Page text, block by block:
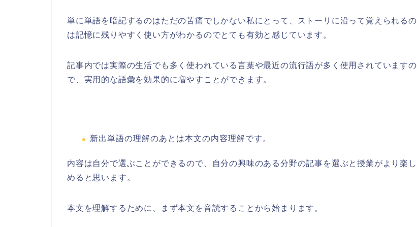
単に単語を暗記するのはただの苦痛でしかない私にとって、ストーリに沿って覚えられるの
は記憶に残りやすく使い方がわかるのでとても有効と感じています。
記事内では実際の生活でも多く使われている言葉や最近の流行語が多く使用されていますの
で、実用的な語彙を効果的に増やすことができます。
新出単語の理解のあとは本文の内容理解です。
内容は自分で選ぶことができるので、自分の興味のある分野の記事を選ぶと授業がより楽し
めると思います。
本文を理解するために、まず本文を音読することから始まります。